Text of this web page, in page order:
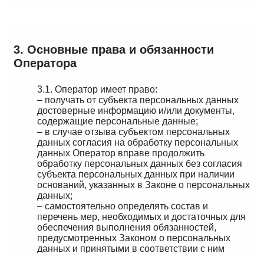
3. Основные права и обязанности
Оператора
3.1. Оператор имеет право:
– получать от субъекта персональных данных
достоверные информацию и/или документы,
содержащие персональные данные;
– в случае отзыва субъектом персональных
данных согласия на обработку персональных
данных Оператор вправе продолжить
обработку персональных данных без согласия
субъекта персональных данных при наличии
оснований, указанных в Законе о персональных
данных;
– самостоятельно определять состав и
перечень мер, необходимых и достаточных для
обеспечения выполнения обязанностей,
предусмотренных Законом о персональных
данных и принятыми в соответствии с ним